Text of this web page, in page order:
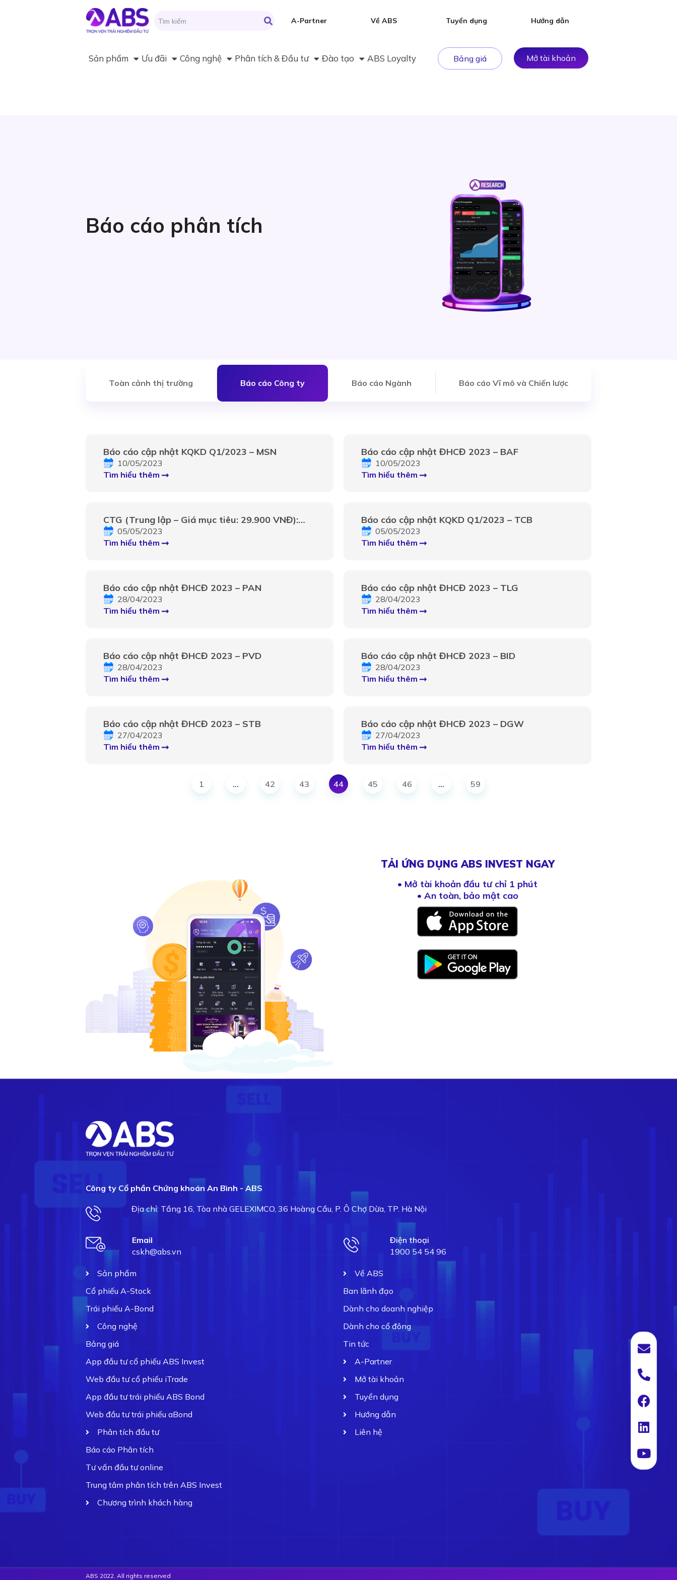
A-Partner Về ABS Tuyển dụng Hướng dẫn
Sản phẩm Ưu đãi Công nghệ Phân tích & Đầu tư Đào tạo ABS Loyalty Bảng giá Mở tài khoản
Báo cáo phân tích
Toàn cảnh thị trường Báo cáo Công ty Báo cáo Ngành Báo cáo Vĩ mô và Chiến lược
Báo cáo cập nhật KQKD Q1/2023 – MSN
10/05/2023
Tìm hiểu thêm
Báo cáo cập nhật ĐHCĐ 2023 – BAF
10/05/2023
Tìm hiểu thêm
CTG (Trung lập – Giá mục tiêu: 29.900 VNĐ):
Hoạt động ngoài lãi củng cố đà tăng của lợi
nhuận
05/05/2023
Tìm hiểu thêm
Báo cáo cập nhật KQKD Q1/2023 – TCB
05/05/2023
Tìm hiểu thêm
Báo cáo cập nhật ĐHCĐ 2023 – PAN
28/04/2023
Tìm hiểu thêm
Báo cáo cập nhật ĐHCĐ 2023 – TLG
28/04/2023
Tìm hiểu thêm
Báo cáo cập nhật ĐHCĐ 2023 – PVD
28/04/2023
Tìm hiểu thêm
Báo cáo cập nhật ĐHCĐ 2023 – BID
28/04/2023
Tìm hiểu thêm
Báo cáo cập nhật ĐHCĐ 2023 – STB
27/04/2023
Tìm hiểu thêm
Báo cáo cập nhật ĐHCĐ 2023 – DGW
27/04/2023
Tìm hiểu thêm
1 … 42 43 44 45 46 … 59
TẢI ỨNG DỤNG ABS INVEST NGAY
• Mở tài khoản đầu tư chỉ 1 phút
• An toàn, bảo mật cao
Công ty Cổ phần Chứng khoán An Bình - ABS
Địa chỉ: Tầng 16, Tòa nhà GELEXIMCO, 36 Hoàng Cầu, P. Ô Chợ Dừa, TP. Hà Nội
Email
cskh@abs.vn
Điện thoại
1900 54 54 96
Sản phẩm
Cổ phiếu A-Stock
Trái phiếu A-Bond
Công nghệ
Bảng giá
App đầu tư cổ phiếu ABS Invest
Web đầu tư cổ phiếu iTrade
App đầu tư trái phiếu ABS Bond
Web đầu tư trái phiếu aBond
Phân tích đầu tư
Báo cáo Phân tích
Tư vấn đầu tư online
Trung tâm phân tích trên ABS Invest
Chương trình khách hàng
Về ABS
Ban lãnh đạo
Dành cho doanh nghiệp
Dành cho cổ đông
Tin tức
A-Partner
Mở tài khoản
Tuyển dụng
Hướng dẫn
Liên hệ
ABS 2022. All rights reserved